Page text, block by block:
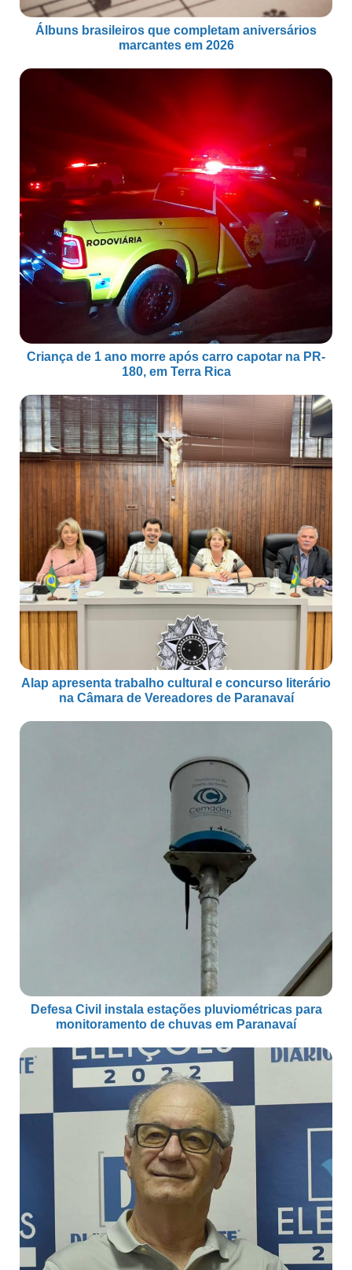
Álbuns brasileiros que completam aniversários
marcantes em 2026
Criança de 1 ano morre após carro capotar na PR-
180, em Terra Rica
Alap apresenta trabalho cultural e concurso literário
na Câmara de Vereadores de Paranavaí
Defesa Civil instala estações pluviométricas para
monitoramento de chuvas em Paranavaí